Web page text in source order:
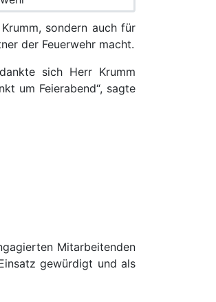
sondern auch für
der Feuerwehr macht.
sich Herr Krumm
um Feierabend“, sagte
Mitarbeitenden
gewürdigt und als